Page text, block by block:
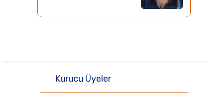
Kurucu Üyeler